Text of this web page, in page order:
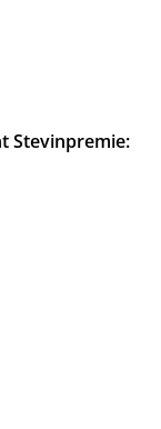
Stevinpremie: